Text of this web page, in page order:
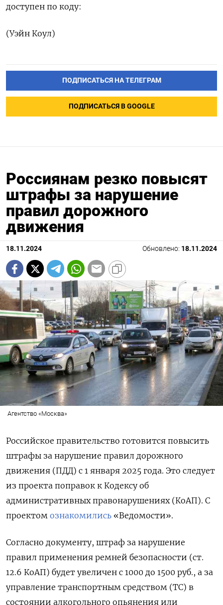
доступен по коду:
(Уэйн Коул)
ПОДПИСАТЬСЯ НА ТЕЛЕГРАМ
ПОДПИСАТЬСЯ В GOOGLE
Россиянам резко повысят
штрафы за нарушение
правил дорожного
движения
18.11.2024 Обновлено: 18.11.2024
Агентство «Москва»
Российское правительство готовится повысить
штрафы за нарушение правил дорожного
движения (ПДД) с 1 января 2025 года. Это следует
из проекта поправок к Кодексу об
административных правонарушениях (КоАП). С
проектом ознакомились «Ведомости».
Согласно документу, штраф за нарушение
правил применения ремней безопасности (ст.
12.6 КоАП) будет увеличен с 1000 до 1500 руб., а за
управление транспортным средством (ТС) в
состоянии алкогольного опьянения или